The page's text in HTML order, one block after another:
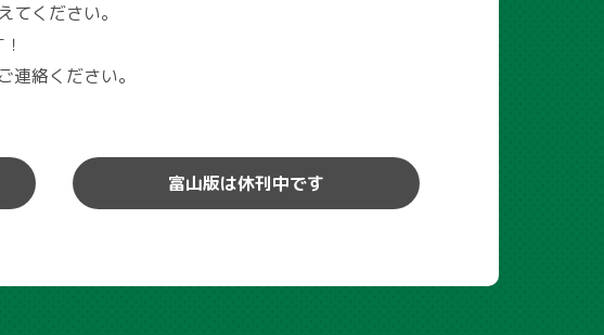
ください。
絡ください。
富山版は休刊中です